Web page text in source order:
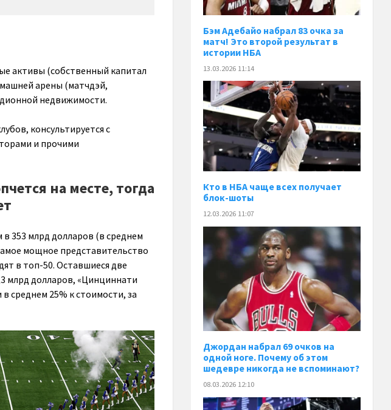
активы (собственный капитал
арены (матчдэй,
недвижимости.
консультируется с
и прочими
на месте, тогда
353 млрд долларов (в среднем
мощное представительство
в топ-50. Оставшиеся две
млрд долларов, «Цинциннати
среднем 25% к стоимости, за
Бэм Адебайо набрал 83 очка за
матч! Это второй результат в
истории НБА
13.03.2026 11:14
Кто в НБА чаще всех получает
блок-шоты
12.03.2026 11:07
Джордан набрал 69 очков на
одной ноге. Почему об этом
шедевре никогда не вспоминают?
08.03.2026 12:10